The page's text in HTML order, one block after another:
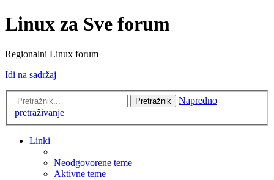
Linux za Sve forum
Regionalni Linux forum
Idi na sadržaj
Pretražnik
Napredno
pretraživanje
Linki
Neodgovorene teme
Aktivne teme